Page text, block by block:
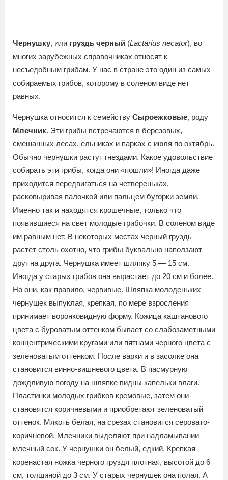
Чернушку, или груздь черный (Lactarius necator), во
многих зарубежных справочниках относят к
несъедобным грибам. У нас в стране это один из самых
собираемых грибов, которому в соленом виде нет
равных.
Чернушка относится к семейству Сыроежковые, роду
Млечник. Эти грибы встречаются в березовых,
смешанных лесах, ельниках и парках с июля по октябрь.
Обычно чернушки растут гнездами. Какое удовольствие
собирать эти грибы, когда они «пошли»! Иногда даже
приходится передвигаться на четвереньках,
расковыривая палочкой или пальцем бугорки земли.
Именно так и находятся крошечные, только что
появившиеся на свет молодые грибочки. В соленом виде
им равным нет. В некоторых местах черный груздь
растет столь охотно, что грибы буквально наползают
друг на друга. Чернушка имеет шляпку 5 — 15 см.
Иногда у старых грибов она вырастает до 20 см и более.
Но они, как правило, червивые. Шляпка молоденьких
чернушек выпуклая, крепкая, по мере взросления
принимает воронковидную форму. Кожица каштанового
цвета с буроватым оттенком бывает со слабозаметными
концентрическими кругами или пятнами черного цвета с
зеленоватым оттенком. После варки и в засолке она
становится винно-вишневого цвета. В пасмурную
дождливую погоду на шляпке видны капельки влаги.
Пластинки молодых грибков кремовые, затем они
становятся коричневыми и приобретают зеленоватый
оттенок. Мякоть белая, на срезах становится серовато-
коричневой. Млечники выделяют при надламывании
млечный сок. У чернушки он белый, едкий. Крепкая
коренастая ножка черного груздя плотная, высотой до 6
см, толщиной до 3 см. У старых чернушек она полая. А